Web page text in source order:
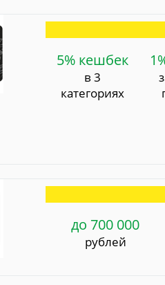
5% кешбек
в 3
категориях
до 700 000
рублей